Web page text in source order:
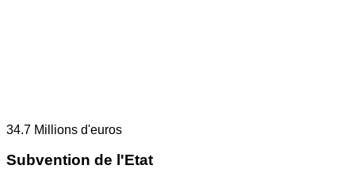
34.7 Millions d'euros
Subvention de l'Etat